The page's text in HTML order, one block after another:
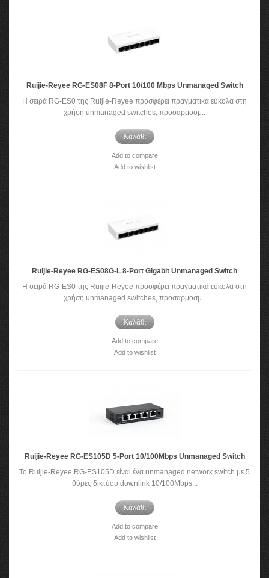
Ruijie-Reyee RG-ES08F 8-Port 10/100 Mbps Unmanaged Switch
Η σειρά RG-ES0 της Ruijie-Reyee προσφέρει πραγματικά εύκολα στη
χρήση unmanaged switches, προσαρμοσμ..
Καλάθι
Add to compare
Add to wishlist
Ruijie-Reyee RG-ES08G-L 8-Port Gigabit Unmanaged Switch
Η σειρά RG-ES0 της Ruijie-Reyee προσφέρει πραγματικά εύκολα στη
χρήση unmanaged switches, προσαρμοσμ..
Καλάθι
Add to compare
Add to wishlist
Ruijie-Reyee RG-ES105D 5-Port 10/100Mbps Unmanaged Switch
Το Ruijie-Reyee RG-ES105D είναι ένα unmanaged network switch με 5
θύρες δικτύου downlink 10/100Mbps...
Καλάθι
Add to compare
Add to wishlist